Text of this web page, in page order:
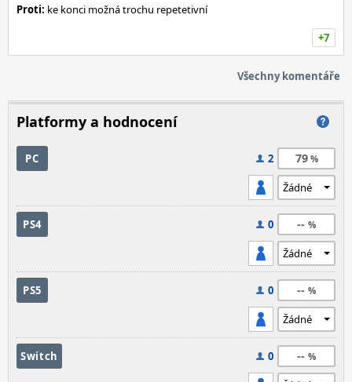
Proti: ke konci možná trochu repetetivní
+7
Všechny komentáře
Platformy a hodnocení
PC 2 79
PS4 0 --
PS5 0 --
Switch 0 --